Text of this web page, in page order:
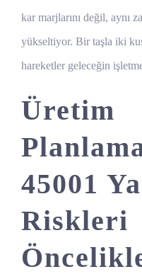
kar marjlarını değil, aynı
yükseltiyor. Bir taşla iki
hareketler geleceğin
Üretim
45001
Riskleri